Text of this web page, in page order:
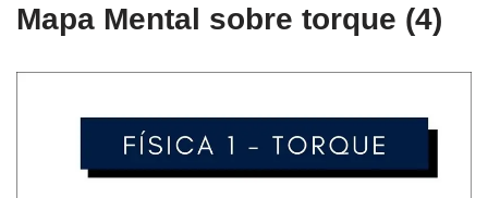
Mapa Mental sobre torque (4)